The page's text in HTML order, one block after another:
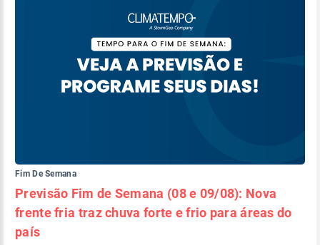
Fim De Semana
Previsão Fim de Semana (08 e 09/08): Nova
frente fria traz chuva forte e frio para áreas do
país